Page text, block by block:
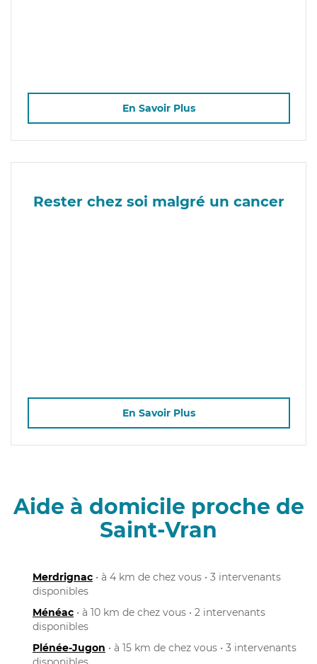
En Savoir Plus
Rester chez soi malgré un cancer
En Savoir Plus
Aide à domicile proche de
Saint-Vran
Merdrignac • à 4 km de chez vous • 3 intervenants
disponibles
Ménéac • à 10 km de chez vous • 2 intervenants
disponibles
Plénée-Jugon • à 15 km de chez vous • 3 intervenants